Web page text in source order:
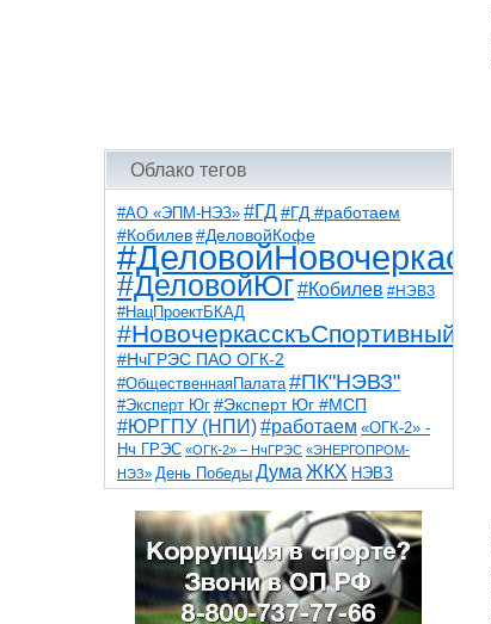
Облако тегов
#АО «ЭПМ-НЭЗ» #ГД #ГД #работаем
#Кобилев #ДеловойКофе
#ДеловойНовочеркасск
#ДеловойЮг#Кобилев #НЭВЗ
#НацПроектБКАД
#НовочеркасскъСпортивный
#НчГРЭС ПАО ОГК-2
#ОбщественнаяПалата #ПК"НЭВЗ"
#Эксперт Юг #Эксперт Юг #МСП
#ЮРГПУ (НПИ)#работаем «ОГК-2» -
Нч ГРЭС «ОГК-2» – НчГРЭС «ЭНЕРГОПРОМ-
НЭЗ» День Победы Дума ЖКХ НЭВЗ
НчГРЭС ТНТ
благоустройствоветераны выборы
детидороги казаки коррупция космос
общественная палата парк пожар роща
спорт театр транспорт художники